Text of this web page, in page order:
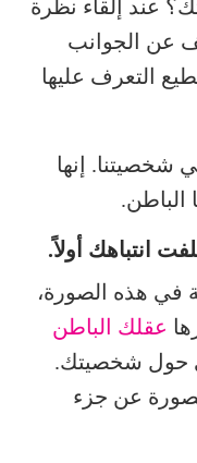
عند إلقاء نظرة
عن الجوانب
التعرف عليها
شخصيتنا. إنها
انتباهك أولاً.
في هذه الصورة،
عقلك الباطن
حول شخصيتك.
عن جزء